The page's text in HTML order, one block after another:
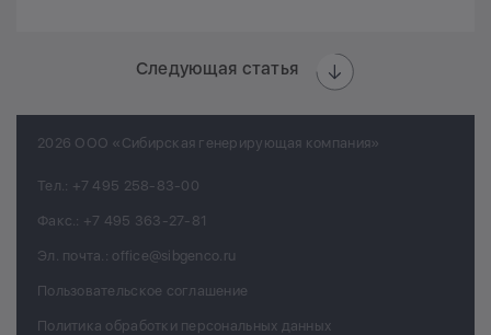
Следующая статья
2026 ООО «Сибирская генерирующая компания»
Тел.: +7 495 258-83-00
Факс.: +7 495 363-27-81
Эл. почта.: office@sibgenco.ru
Пользовательское соглашение
Политика обработки персональных данных